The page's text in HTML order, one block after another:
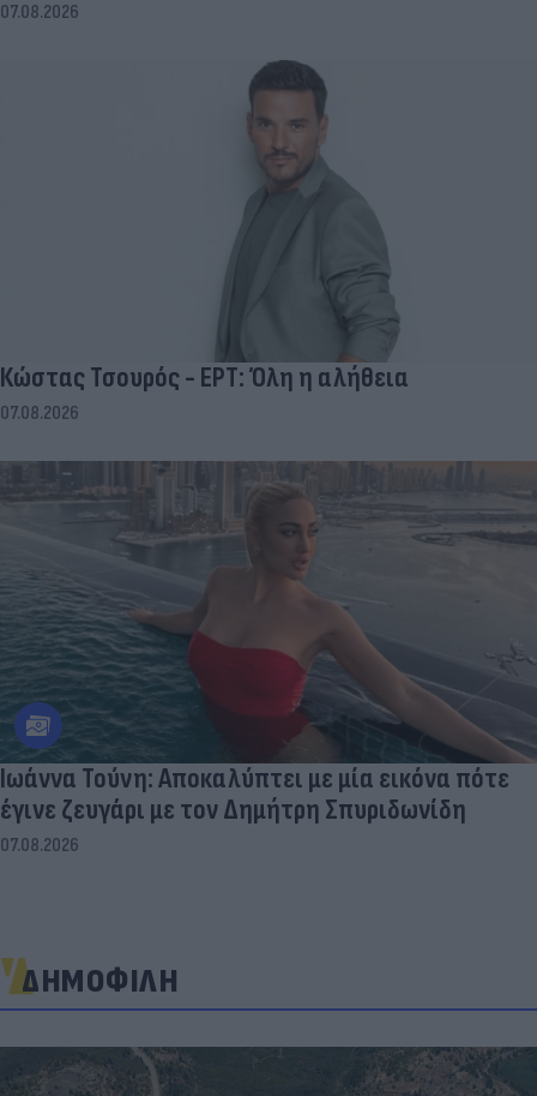
07.08.2026
Κώστας Τσουρός - ΕΡΤ: Όλη η αλήθεια
07.08.2026
Ιωάννα Τούνη: Αποκαλύπτει με μία εικόνα πότε
έγινε ζευγάρι με τον Δημήτρη Σπυριδωνίδη
07.08.2026
ΔΗΜΟΦΙΛΗ